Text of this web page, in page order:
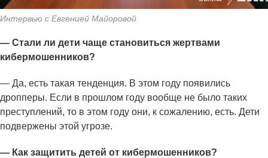
Интервью с Евгенией Майоровой
— Стали ли дети чаще становиться жертвами
кибермошенников?
— Да, есть такая тенденция. В этом году появились
дропперы. Если в прошлом году вообще не было таких
преступлений, то в этом году они, к сожалению, есть. Дети
подвержены этой угрозе.
— Как защитить детей от кибермошенников?